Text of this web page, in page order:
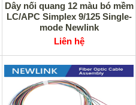
Dây nối quang 12 màu bó mềm
LC/APC Simplex 9/125 Single-
mode Newlink
Liên hệ